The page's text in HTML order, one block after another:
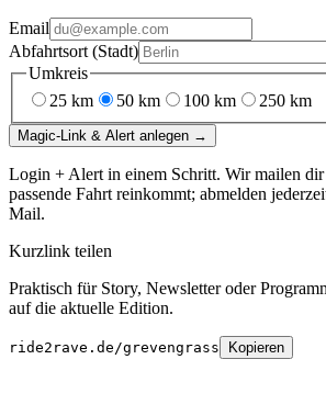
Email
Abfahrtsort (Stadt)
Umkreis
25 km 50 km 100 km 250 km
Magic-Link & Alert anlegen →
Login + Alert in einem Schritt. Wir mailen
passende Fahrt reinkommt; abmelden
Mail.
Kurzlink teilen
Praktisch für Story, Newsletter oder
auf die aktuelle Edition.
ride2rave.de/grevengrass Kopieren